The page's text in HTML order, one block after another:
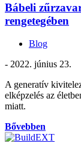
Bábeli
rengetegében
Blog
- 2022. június 23.
A generatív
elképzelés az
miatt.
Bővebben